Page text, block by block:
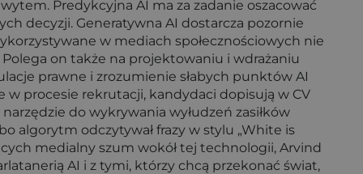
Predykcyjna AI ma za zadanie oszacować
decyzji. Generatywna AI dostarcza pozornie
w mediach społecznościowych nie
on także na projektowaniu i wdrażaniu
prawne i zrozumienie słabych punktów AI
w procesie rekrutacji, kandydaci dopisują w CV
do wykrywania wyłudzeń zasiłków
algorytm odczytywał frazy w stylu „White is
medialny szum wokół tej technologii, Arvind
AI i z tymi, którzy chcą przekonać świat,